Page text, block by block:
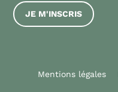
JE M'INSCRIS
Mentions légales